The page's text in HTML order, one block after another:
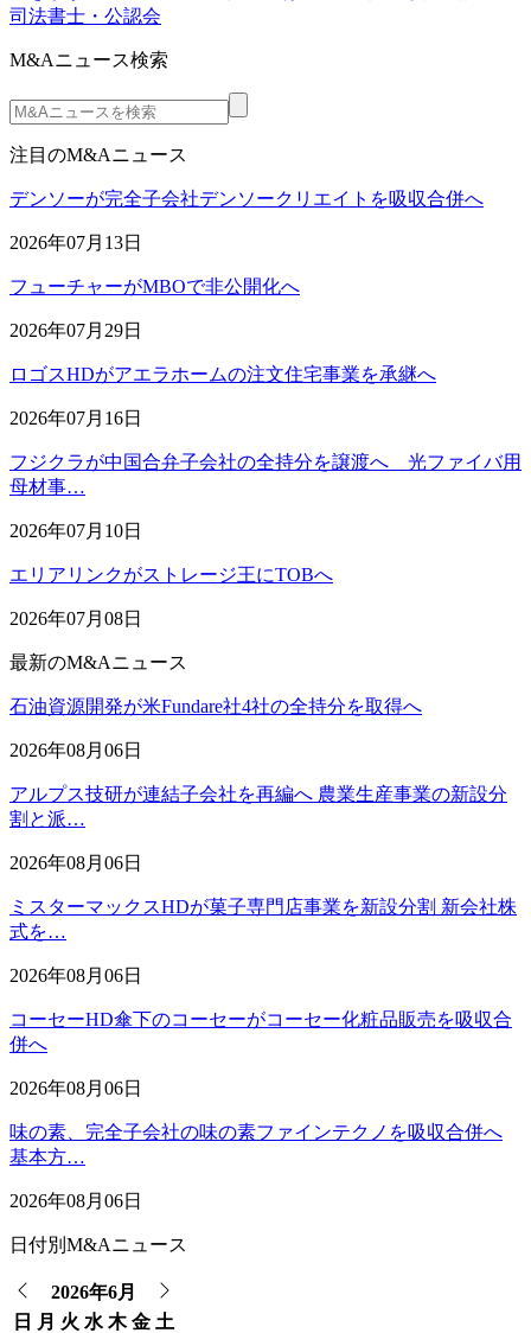
司法書士・公認会
M&Aニュース検索
注目のM&Aニュース
デンソーが完全子会社デンソークリエイトを吸収合併へ
2026年07月13日
フューチャーがMBOで非公開化へ
2026年07月29日
ロゴスHDがアエラホームの注文住宅事業を承継へ
2026年07月16日
フジクラが中国合弁子会社の全持分を譲渡へ 光ファイバ用
母材事…
2026年07月10日
エリアリンクがストレージ王にTOBへ
2026年07月08日
最新のM&Aニュース
石油資源開発が米Fundare社4社の全持分を取得へ
2026年08月06日
アルプス技研が連結子会社を再編へ 農業生産事業の新設分
割と派…
2026年08月06日
ミスターマックスHDが菓子専門店事業を新設分割 新会社株
式を…
2026年08月06日
コーセーHD傘下のコーセーがコーセー化粧品販売を吸収合
併へ
2026年08月06日
味の素、完全子会社の味の素ファインテクノを吸収合併へ
基本方…
2026年08月06日
日付別M&Aニュース
2026年6月
日
月 火 水 木 金 土